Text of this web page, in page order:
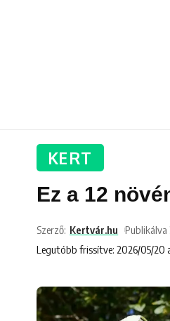
KERT
Ez a 12
Legutóbb frissítve: 2026/05/20
Szerző: Kertvár.hu Publikálva